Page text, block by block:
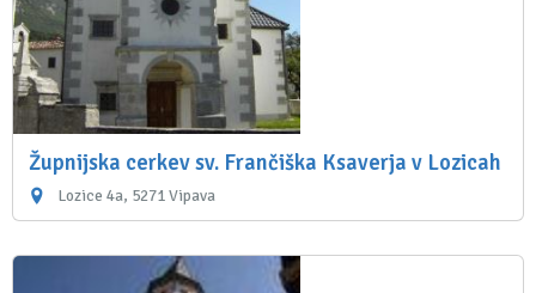
Župnijska cerkev sv. Frančiška Ksaverja v Lozicah
Lozice 4a, 5271 Vipava